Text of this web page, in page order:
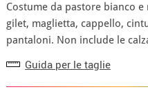
Costume da pastore bianco
gilet, maglietta, cappello,
pantaloni. Non include le
Guida per le taglie